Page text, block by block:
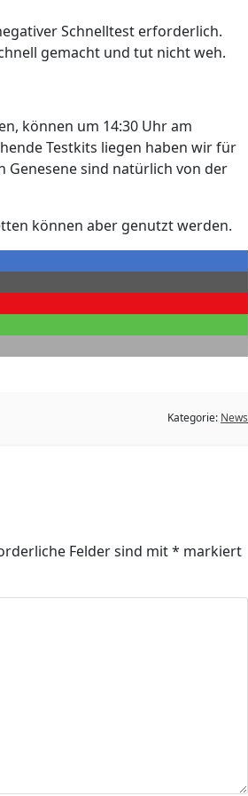
Schnelltest erforderlich.
gemacht und tut nicht weh.
können um 14:30 Uhr am
Testkits liegen haben wir für
Genesene sind natürlich von der
können aber genutzt werden.
Kategorie: News
Felder sind mit* markiert